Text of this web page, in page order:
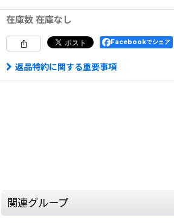
在庫数 在庫なし
Facebookでシェア
返品特約に関する重要事項
関連グループ